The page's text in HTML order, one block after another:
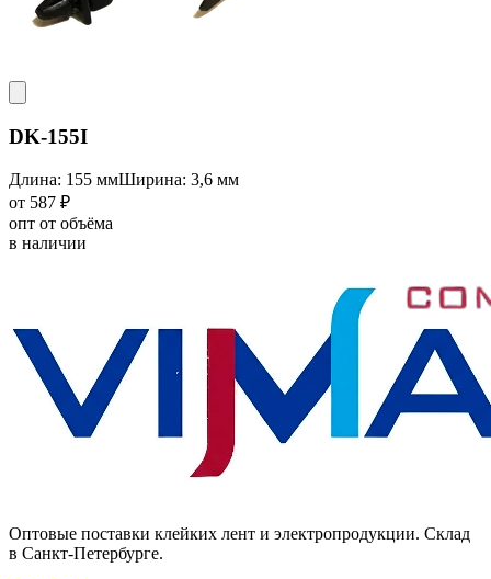
DK-155I
Длина: 155 ммШирина: 3,6 мм
от 587 ₽
опт от объёма
в наличии
Оптовые поставки клейких лент и электропродукции. Склад
в Санкт-Петербурге.